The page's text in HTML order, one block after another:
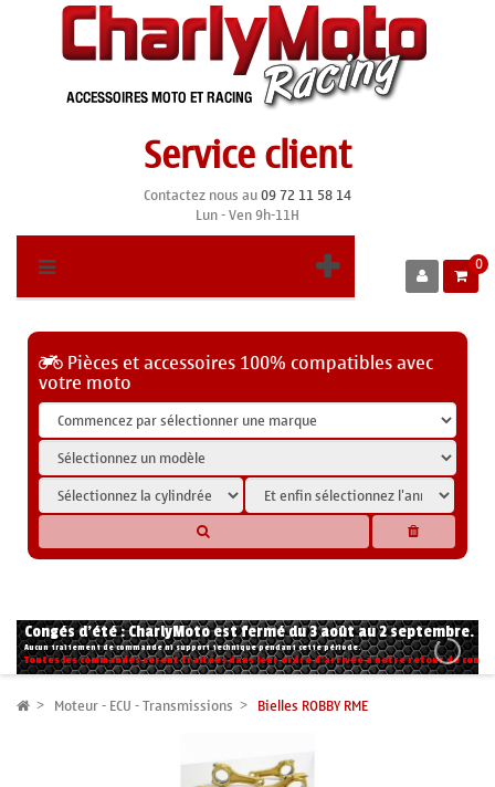
Service client
Contactez nous au09 72 11 58 14
Lun - Ven 9h-11H
0
Pièces et accessoires 100% compatibles avec
votre moto
Congés d'été : CharlyMoto est fermé du 3 août au 2 septembre.
Aucun traitement de commande ni support technique pendant cette période.
Toutes les commandes seront traitées dans leur ordre d'arrivée à notre retour de
Moteur - ECU - Transmissions Bielles ROBBY RME